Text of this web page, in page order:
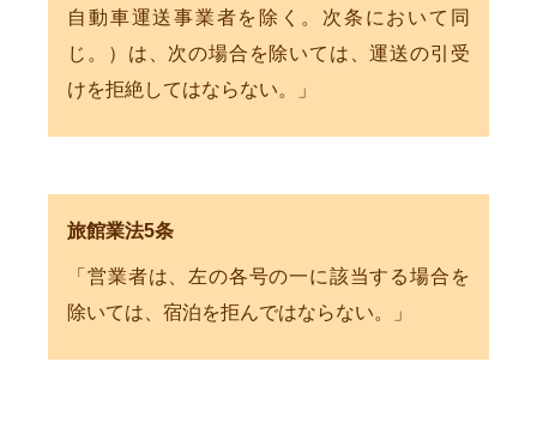
自動車運送事業者を除く。次条において同
じ。）は、次の場合を除いては、運送の引受
けを拒絶してはならない。」
旅館業法5条
「営業者は、左の各号の一に該当する場合を
除いては、宿泊を拒んではならない。」